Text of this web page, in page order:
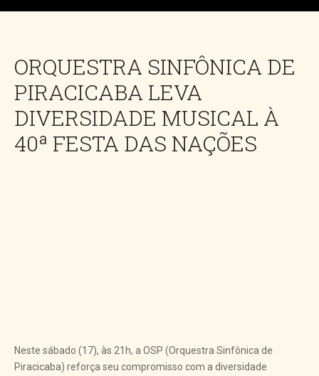
ORQUESTRA SINFÔNICA DE
PIRACICABA LEVA
DIVERSIDADE MUSICAL À
40ª FESTA DAS NAÇÕES
Neste sábado (17), às 21h, a OSP (Orquestra Sinfônica de
Piracicaba) reforça seu compromisso com a diversidade